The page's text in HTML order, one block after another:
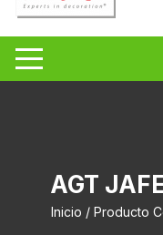
AGT
Inicio / Producto